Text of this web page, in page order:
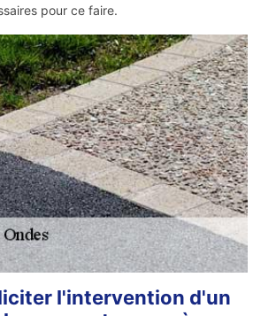
pour ce faire.
l'intervention d'un